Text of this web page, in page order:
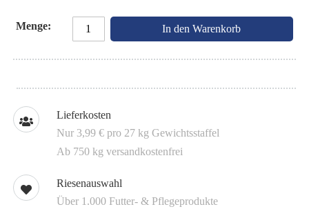
Menge In den Warenkorb
Lieferkosten
Nur 3,99 € pro 27 kg Gewichtsstaffel
Ab 750 kg versandkostenfrei
Riesenauswahl
Über 1.000 Futter- & Pflegeprodukte